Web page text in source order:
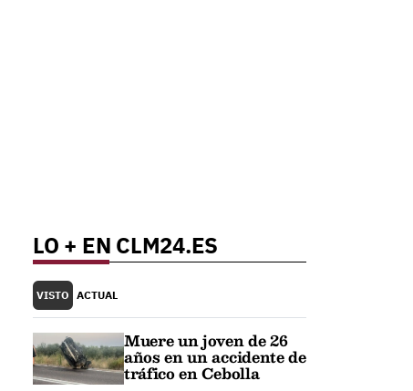
LO + EN CLM24.ES
VISTO ACTUAL
Muere un joven de 26
años en un accidente de
tráfico en Cebolla